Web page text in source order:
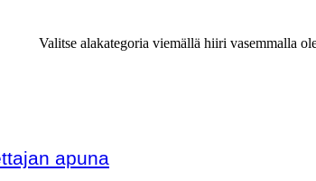
Valitse alakategoria viemällä hiiri vasemmalla
apuna